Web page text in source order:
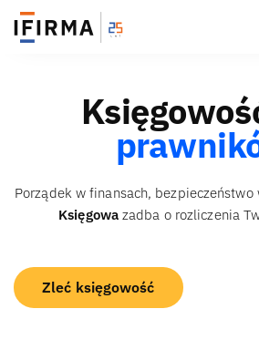
Porządek w finansach,
Księgowazadba o rozliczenia
Zleć księgowość